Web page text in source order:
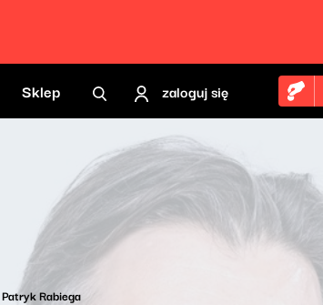
Sklep zaloguj się
Patryk Rabiega